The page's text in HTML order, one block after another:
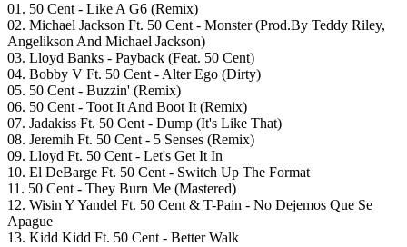
01. 50 Cent - Like A G6 (Remix)
02. Michael Jackson Ft. 50 Cent - Monster (Prod.By Teddy Riley,
Angelikson And Michael Jackson)
03. Lloyd Banks - Payback (Feat. 50 Cent)
04. Bobby V Ft. 50 Cent - Alter Ego (Dirty)
05. 50 Cent - Buzzin' (Remix)
06. 50 Cent - Toot It And Boot It (Remix)
07. Jadakiss Ft. 50 Cent - Dump (It's Like That)
08. Jeremih Ft. 50 Cent - 5 Senses (Remix)
09. Lloyd Ft. 50 Cent - Let's Get It In
10. El DeBarge Ft. 50 Cent - Switch Up The Format
11. 50 Cent - They Burn Me (Mastered)
12. Wisin Y Yandel Ft. 50 Cent & T-Pain - No Dejemos Que Se
Apague
13. Kidd Kidd Ft. 50 Cent - Better Walk